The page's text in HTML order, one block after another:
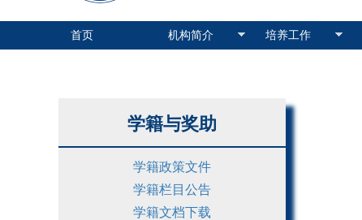
首页 机构简介 培养工作
学籍与奖助
学籍政策文件
学籍栏目公告
学籍文档下载